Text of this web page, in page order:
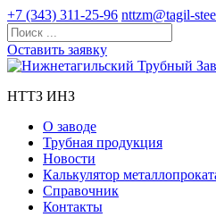
+7 (343) 311-25-96 nttzm@tagil-
Оставить заявку
НТТЗ ИНЗ
О заводе
Трубная продукция
Новости
Калькулятор
Справочник
Контакты